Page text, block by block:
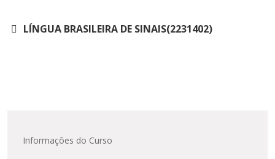
LÍNGUA BRASILEIRA DE SINAIS(2231402)
Informações do Curso